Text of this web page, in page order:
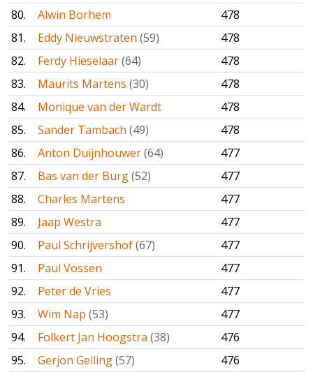
80. Alwin Borhem
478
81.
Eddy Nieuwstraten (59)
478
82.
Ferdy Hieselaar(64)
478
83.
Maurits Martens (30)
478
84.
Monique van der Wardt
478
85.
Sander Tambach (49)
478
86.
Anton Duijnhouwer(64)
477
87.
Bas van der Burg(52)
477
88.
Charles Martens
477
89.
Jaap Westra
477
90.
Paul Schrijvershof(67)
477
91.
Paul Vossen
477
92.
Peter de Vries
477
93.
Wim Nap (53)
477
94.
Folkert Jan Hoogstra (38)
476
95.
Gerjon Gelling(57)
476